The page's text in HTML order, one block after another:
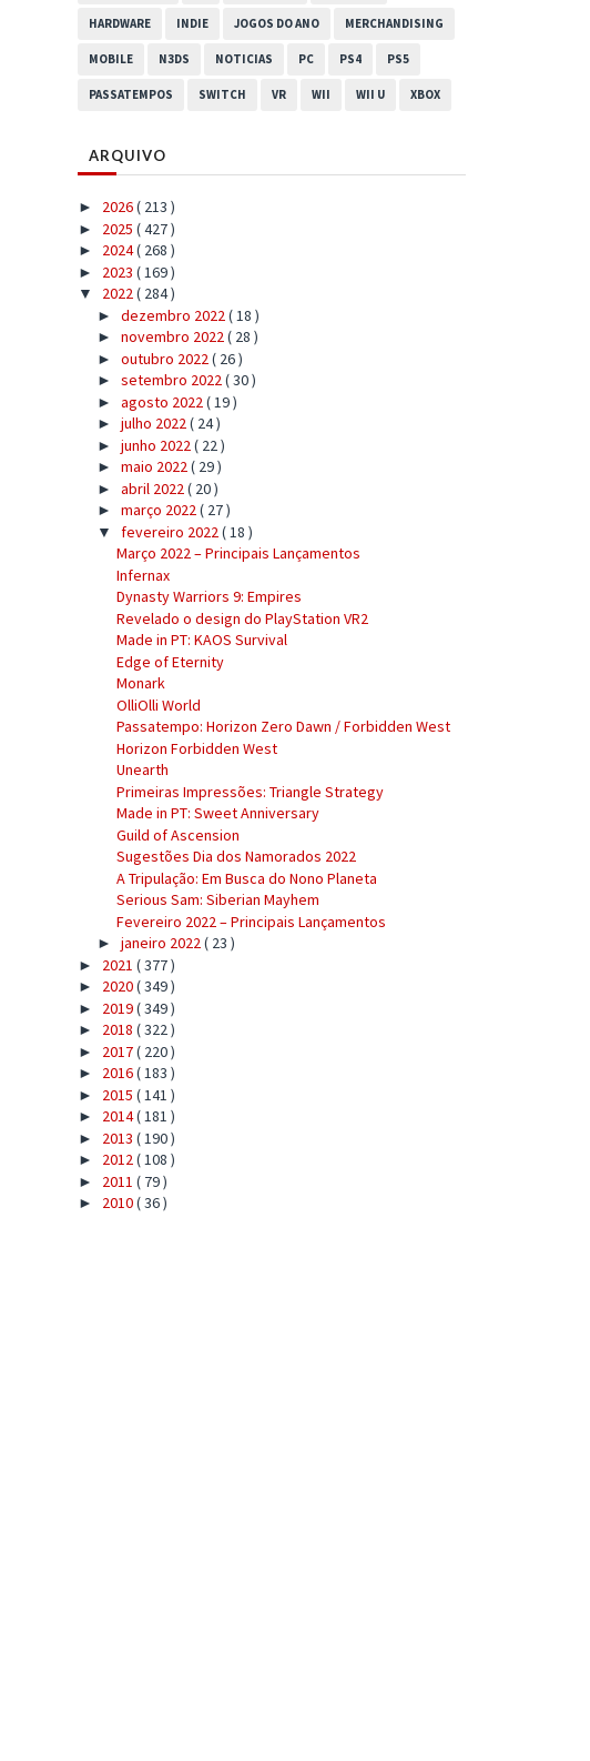
HARDWARE INDIE JOGOS DO ANO MERCHANDISING
MOBILE N3DS NOTICIAS PC PS4 PS5
PASSATEMPOS SWITCH VR WII WII U XBOX
ARQUIVO
► 2026( 213 )
► 2025 ( 427 )
► 2024( 268 )
► 2023 ( 169 )
▼ 2022( 284 )
► dezembro 2022 ( 18 )
► novembro 2022( 28 )
► outubro 2022 ( 26 )
► setembro 2022( 30 )
► agosto 2022 ( 19 )
► julho 2022( 24 )
► junho 2022 ( 22 )
► maio 2022( 29 )
► abril 2022 ( 20 )
► março 2022( 27 )
▼ fevereiro 2022 ( 18 )
Março 2022 – Principais Lançamentos
Infernax
Dynasty Warriors 9: Empires
Revelado o design do PlayStation VR2
Made in PT: KAOS Survival
Edge of Eternity
Monark
OlliOlli World
Passatempo: Horizon Zero Dawn / Forbidden West
Horizon Forbidden West
Unearth
Primeiras Impressões: Triangle Strategy
Made in PT: Sweet Anniversary
Guild of Ascension
Sugestões Dia dos Namorados 2022
A Tripulação: Em Busca do Nono Planeta
Serious Sam: Siberian Mayhem
Fevereiro 2022 – Principais Lançamentos
► janeiro 2022( 23 )
► 2021 ( 377 )
► 2020( 349 )
► 2019( 349 )
► 2018 ( 322 )
► 2017( 220 )
► 2016( 183 )
► 2015 ( 141 )
► 2014( 181 )
► 2013 ( 190 )
► 2012( 108 )
► 2011 ( 79 )
► 2010( 36 )